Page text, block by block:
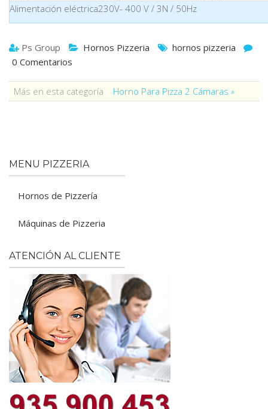
Alimentación eléctrica230V- 400 V / 3N / 50Hz
Ps Group Hornos Pizzeria
hornos pizzeria
0 Comentarios
Más en esta categoría Horno Para Pizza 2 Cámaras »
MENU PIZZERIA
Hornos de Pizzería
Máquinas de Pizzeria
ATENCIÓN AL CLIENTE